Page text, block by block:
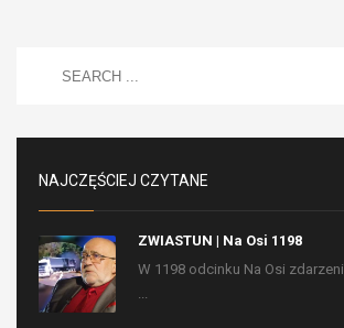
NAJCZĘŚCIEJ CZYTANE
ZWIASTUN | Na Osi 1198
W 1198 odcinku Na Osi
...